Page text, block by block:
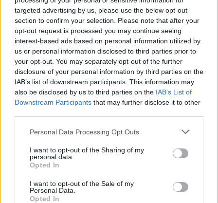
targeted advertising by us, please use the below opt-out
section to confirm your selection. Please note that after your
opt-out request is processed you may continue seeing
interest-based ads based on personal information utilized by
us or personal information disclosed to third parties prior to
your opt-out. You may separately opt-out of the further
disclosure of your personal information by third parties on the
IAB’s list of downstream participants. This information may
also be disclosed by us to third parties on the IAB’s List of
Downstream Participants that may further disclose it to other
Personal Data Processing Opt Outs
I want to opt-out of the Sharing of my
personal data.
Opted In
I want to opt-out of the Sale of my
Personal Data.
Opted In
Συνεντεύξεις 18/11/2025
Τζεφ Μοντάνα: «Κανένας δεν μπορεί
να σου πει ποιος είσαι»